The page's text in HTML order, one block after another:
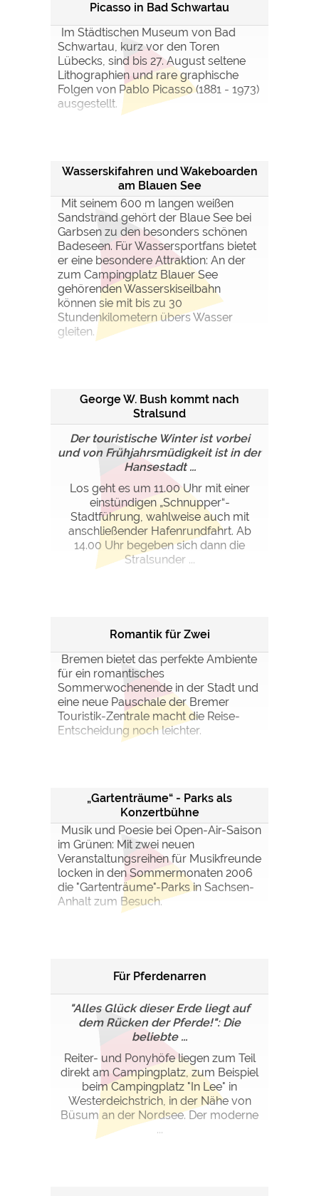
Picasso in Bad Schwartau
Im Städtischen Museum von Bad
Schwartau, kurz vor den Toren
Lübecks, sind bis 27. August seltene
Lithographien und rare graphische
Folgen von Pablo Picasso (1881 - 1973)
ausgestellt.
Wasserskifahren und Wakeboarden
am Blauen See
Mit seinem 600 m langen weißen
Sandstrand gehört der Blaue See bei
Garbsen zu den besonders schönen
Badeseen. Für Wassersportfans bietet
er eine besondere Attraktion: An der
zum Campingplatz Blauer See
gehörenden Wasserskiseilbahn
können sie mit bis zu 30
Stundenkilometern übers Wasser
gleiten.
George W. Bush kommt nach
Stralsund
Der touristische Winter ist vorbei
und von Frühjahrsmüdigkeit ist in der
Hansestadt ...
Los geht es um 11.00 Uhr mit einer
einstündigen „Schnupper“-
Stadtführung, wahlweise auch mit
anschließender Hafenrundfahrt. Ab
14.00 Uhr begeben sich dann die
Stralsunder ...
Romantik für Zwei
Bremen bietet das perfekte Ambiente
für ein romantisches
Sommerwochenende in der Stadt und
eine neue Pauschale der Bremer
Touristik-Zentrale macht die Reise-
Entscheidung noch leichter.
„Gartenträume“ - Parks als
Konzertbühne
Musik und Poesie bei Open-Air-Saison
im Grünen: Mit zwei neuen
Veranstaltungsreihen für Musikfreunde
locken in den Sommermonaten 2006
die "Gartenträume"-Parks in Sachsen-
Anhalt zum Besuch.
Für Pferdenarren
"Alles Glück dieser Erde liegt auf
dem Rücken der Pferde!": Die
beliebte ...
Reiter- und Ponyhöfe liegen zum Teil
direkt am Campingplatz, zum Beispiel
beim Campingplatz "In Lee" in
Westerdeichstrich, in der Nähe von
Büsum an der Nordsee. Der moderne
...